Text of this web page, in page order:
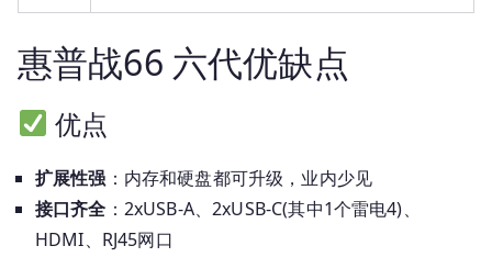
惠普战66 六代优缺点
优点
扩展性强 ：内存和硬盘都可升级，业内少见
接口齐全 ：2xUSB-A、2xUSB-C(其中1个雷电4)、
HDMI、RJ45网口